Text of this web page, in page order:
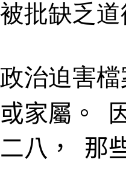
被批缺乏
政治迫害
或家屬。
二八 ， 那